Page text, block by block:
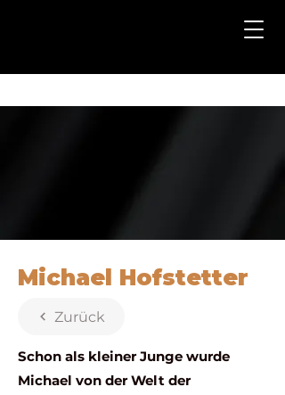
Michael Hofstetter
Zurück
Schon als kleiner Junge wurde
Michael von der Welt der